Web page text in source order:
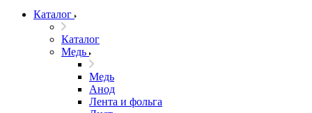
Каталог
Каталог
Медь
Медь
Анод
Лента и фольга